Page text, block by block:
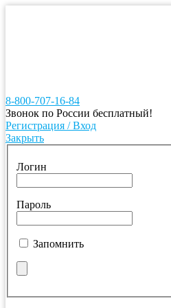
8-800-707-16-84
Звонок по России бесплатный!
Регистрация / Вход
Закрыть
Логин
Пароль
Запомнить